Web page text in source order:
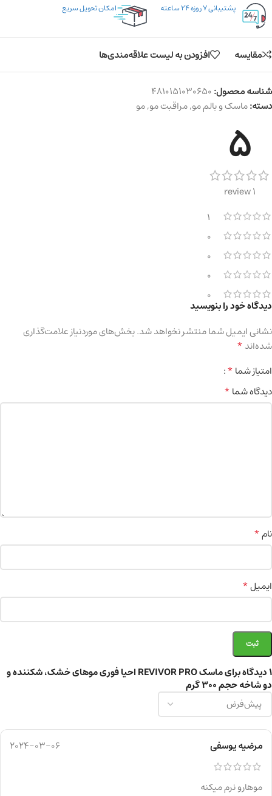
پشتیبانی ۷ روزه ۲۴ ساعته امکان تحویل سریع
مقایسه افزودن به لیست علاقه‌مندی‌ها
شناسه محصول:4810151030650
دسته:ماسک و بالم مو,مراقبت مو,مو
5
1 review
1
0
0
0
0
1 دیدگاه برای ماسک REVIVOR PRO احیا فوری موهای خشک، شکننده و
دو شاخه حجم 300 گرم
مرضیه یوسفی 2024-03-06
موهارو نرم میکنه
دیدگاه خود را بنویسید
نشانی ایمیل شما منتشر نخواهد شد.بخش‌های موردنیاز علامت‌گذاری
شده‌اند*
امتیاز شما*
دیدگاه شما*
نام*
ایمیل*